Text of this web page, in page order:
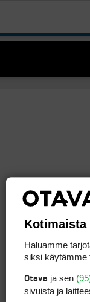
Kotimaista
Haluamme
siksi käytämme
Otava ja sen
sivuista ja